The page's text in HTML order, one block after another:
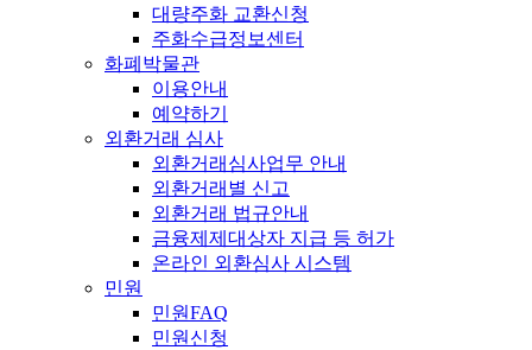
대량주화 교환신청
주화수급정보센터
화폐박물관
이용안내
예약하기
외환거래 심사
외환거래심사업무 안내
외환거래별 신고
외환거래 법규안내
금융제제대상자 지급 등 허가
온라인 외환심사 시스템
민원
민원FAQ
민원신청